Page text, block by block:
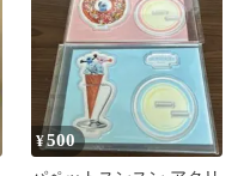
¥500